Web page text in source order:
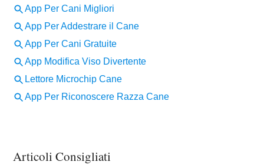
Articoli Consigliati